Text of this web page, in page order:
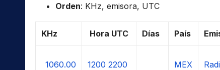
Orden: KHz, emisora, UTC
KHz Hora UTC Días País
1060.00 1200 2200 MEX